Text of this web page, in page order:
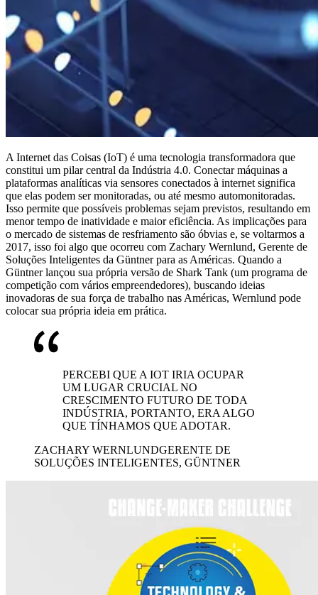
A Internet das Coisas (IoT) é uma tecnologia transformadora que
constitui um pilar central da Indústria 4.0. Conectar máquinas a
plataformas analíticas via sensores conectados à internet significa
que elas podem ser monitoradas, ou até mesmo automonitoradas.
Isso permite que possíveis problemas sejam previstos, resultando em
menor tempo de inatividade e maior eficiência. As implicações para
o mercado de sistemas de resfriamento são óbvias e, se voltarmos a
2017, isso foi algo que ocorreu com Zachary Wernlund, Gerente de
Soluções Inteligentes da Güntner para as Américas. Quando a
Güntner lançou sua própria versão de Shark Tank (um programa de
competição com vários empreendedores), buscando ideias
inovadoras de sua força de trabalho nas Américas, Wernlund pode
colocar sua própria ideia em prática.
PERCEBI QUE A IOT IRIA OCUPAR
UM LUGAR CRUCIAL NO
CRESCIMENTO FUTURO DE TODA
INDÚSTRIA, PORTANTO, ERA ALGO
QUE TÍNHAMOS QUE ADOTAR.
ZACHARY WERNLUNDGERENTE DE
SOLUÇÕES INTELIGENTES, GÜNTNER